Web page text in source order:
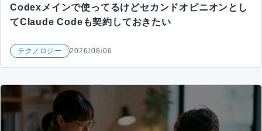
Codexメインで使ってるけどセカンドオピニオンとし
てClaude Codeも契約しておきたい
テクノロジー 2026/08/06